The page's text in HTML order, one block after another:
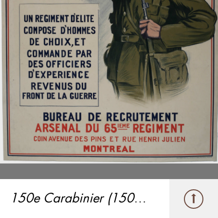
150e Carabinier (150e bataillon)